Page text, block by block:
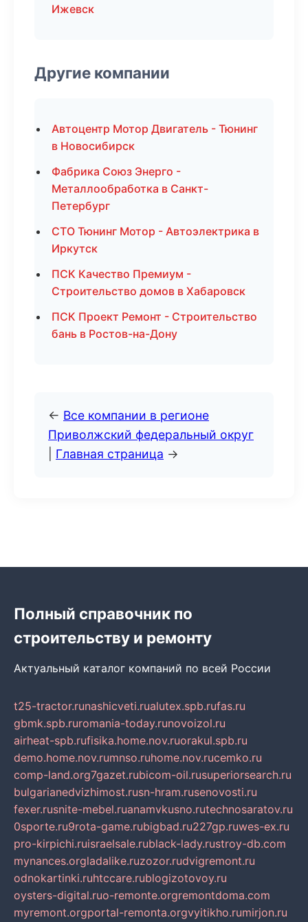
Ижевск
Другие компании
Автоцентр Мотор Двигатель - Тюнинг
в Новосибирск
Фабрика Союз Энерго -
Металлообработка в Санкт-
Петербург
СТО Тюнинг Мотор - Автоэлектрика в
Иркутск
ПСК Качество Премиум -
Строительство домов в Хабаровск
ПСК Проект Ремонт - Строительство
бань в Ростов-на-Дону
← Все компании в регионе
Приволжский федеральный округ
Главная страница →
Полный справочник по
строительству и ремонту
Актуальный каталог компаний по всей России
t25-tractor.runashicveti.rualutex.spb.rufas.ru
gbmk.spb.ruromania-today.runovoizol.ru
airheat-spb.rufisika.home.nov.ruorakul.spb.ru
demo.home.nov.rumnso.ruhome.nov.rucemko.ru
comp-land.org7gazet.rubicom-oil.rusuperiorsearch.ru
bulgarianedvizhimost.rusn-hram.rusenovosti.ru
fexer.rusnite-mebel.ruanamvkusno.rutechnosaratov.ru
0sporte.ru9rota-game.rubigbad.ru227gp.ruwes-ex.ru
pro-kirpichi.ruisraelsale.rublack-lady.rustroy-db.com
mynances.orgladalike.ruzozor.rudvigremont.ru
odnokartinki.ruhtccare.rublogizotovoy.ru
oysters-digital.ruo-remonte.orgremontdoma.com
myremont.orgportal-remonta.orgvyitikho.rumirjon.ru